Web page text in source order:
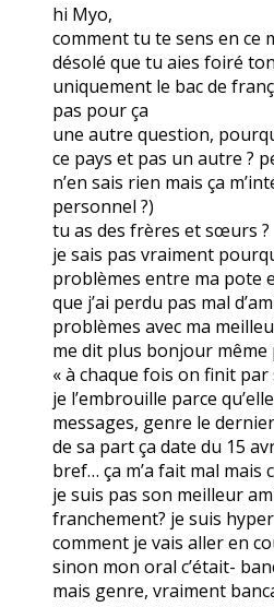
hi Myo,
comment tu te sens en ce
désolé que tu aies foiré
uniquement le bac de
pas pour ça
une autre question,
ce pays et pas un autre ?
n’en sais rien mais ça
personnel ?)
tu as des frères et sœurs ?
je sais pas vraiment
problèmes entre ma pote
que j’ai perdu pas mal
problèmes avec ma
me dit plus bonjour même
« à chaque fois on finit
je l’embrouille parce
messages, genre le dernier
de sa part ça date du 15
bref… ça m’a fait mal mais
je suis pas son meilleur
franchement? je suis
comment je vais aller en
sinon mon oral c’était-
mais genre, vraiment